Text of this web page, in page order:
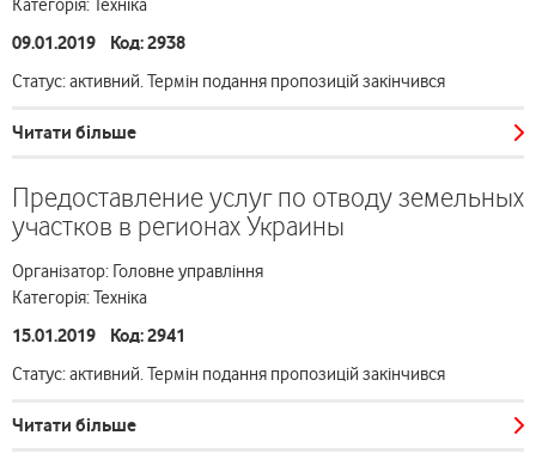
Категорія: Техніка
09.01.2019 Код: 2938
Статус: активний. Термін подання пропозицій закінчився
Читати більше
Предоставление услуг по отводу земельных
участков в регионах Украины
Організатор: Головне управління
Категорія: Техніка
15.01.2019 Код: 2941
Статус: активний. Термін подання пропозицій закінчився
Читати більше